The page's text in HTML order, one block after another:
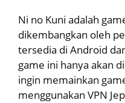
Ni no Kuni adalah
dikembangkan oleh
tersedia di Android
game ini hanya akan
ingin memainkan
menggunakan VPN